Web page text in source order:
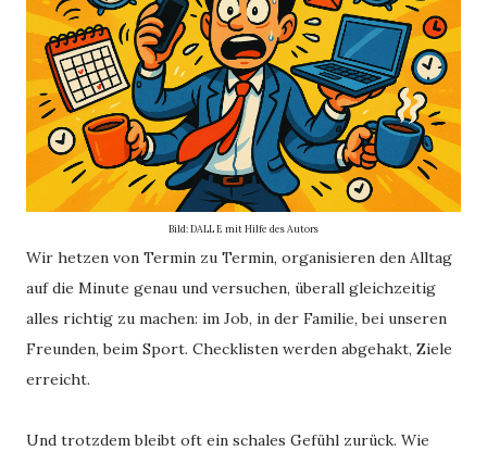
Bild: DALL E mit Hilfe des Autors
Wir hetzen von Termin zu Termin, organisieren den Alltag
auf die Minute genau und versuchen, überall gleichzeitig
alles richtig zu machen: im Job, in der Familie, bei unseren
Freunden, beim Sport. Checklisten werden abgehakt, Ziele
erreicht.
Und trotzdem bleibt oft ein schales Gefühl zurück. Wie